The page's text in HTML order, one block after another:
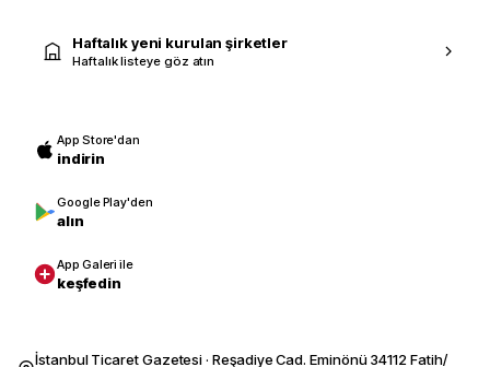
Haftalık yeni kurulan şirketler
Haftalık listeye göz atın
App Store'dan
indirin
Google Play'den
alın
App Galeri ile
keşfedin
İstanbul Ticaret Gazetesi · Reşadiye Cad. Eminönü 34112 Fatih/